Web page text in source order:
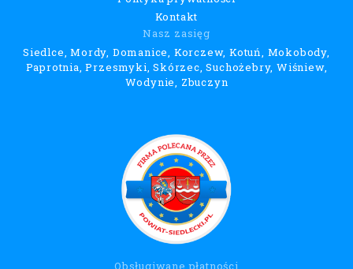
Kontakt
Nasz zasięg
Siedlce, Mordy, Domanice, Korczew, Kotuń, Mokobody,
Paprotnia, Przesmyki, Skórzec, Suchożebry, Wiśniew,
Wodynie, Zbuczyn
Obsługiwane płatności